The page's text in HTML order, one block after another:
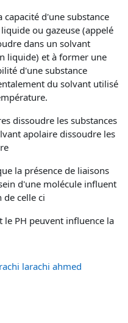
capacité d'une substance
ou gazeuse (appelé
dans un solvant
liquide) et à former une
d'une substance
du solvant utilisé
dissoudre les substances
apolaire dissoudre les
la présence de liaisons
d'une molécule influent
celle ci
le PH peuvent influence la
larachi ahmed